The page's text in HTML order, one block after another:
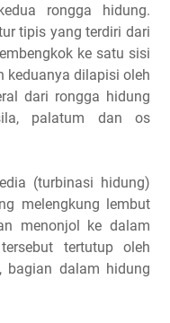
rongga hidung.
tipis yang terdiri dari
ke satu sisi
keduanya dilapisi oleh
dari rongga hidung
palatum dan os
(turbinasi hidung)
melengkung lembut
menonjol ke dalam
tertutup oleh
bagian dalam hidung